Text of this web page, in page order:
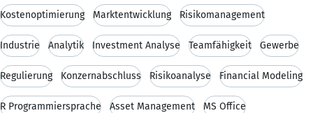
Kostenoptimierung Marktentwicklung Risikomanagement
Industrie Analytik Investment Analyse Teamfähigkeit Gewerbe
Regulierung Konzernabschluss Risikoanalyse Financial Modeling
R Programmiersprache Asset Management MS Office